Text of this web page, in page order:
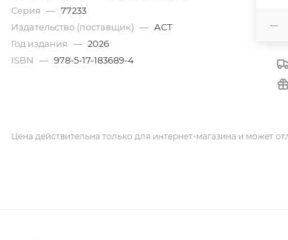
Серия — 77233
Издательство (поставщик) — АСТ
Год издания — 2026
ISBN
— 978-5-17-183689-4
Цена действительна только для интернет-магазина и может